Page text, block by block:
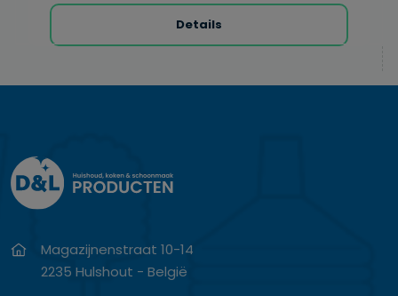
Details
Magazijnenstraat 10-14
2235 Hulshout - België